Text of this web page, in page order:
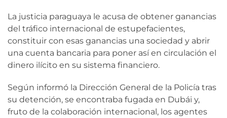
La justicia paraguaya le acusa de obtener ganancias
del tráfico internacional de estupefacientes,
constituir con esas ganancias una sociedad y abrir
una cuenta bancaria para poner así en circulación el
dinero ilícito en su sistema financiero.
Según informó la Dirección General de la Policía tras
su detención, se encontraba fugada en Dubái y,
fruto de la colaboración internacional, los agentes